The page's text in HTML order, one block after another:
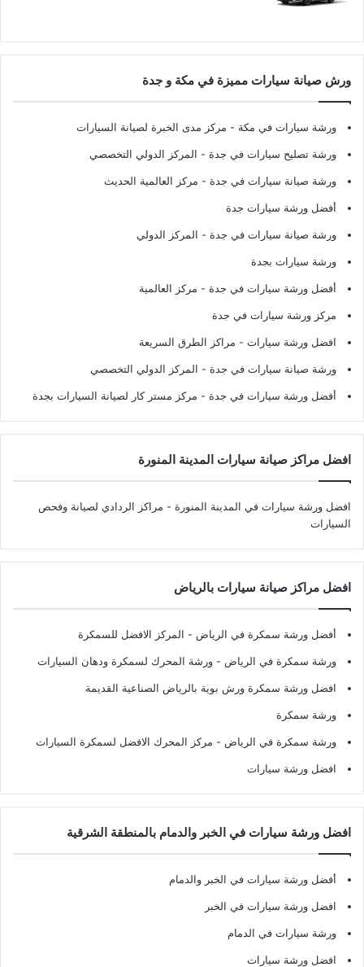
ورش صيانة سيارات مميزة في مكة و جدة
ورشة سيارات في مكة - مركز مدى الخبرة لصيانة السيارات
ورشة تصليح سيارات في جدة - المركز الدولي التخصصي
ورشة صيانة سيارات في جدة - مركز العالمية الحديث
أفضل ورشة سيارات جدة
ورشة صيانة سيارات في جدة - المركز الدولي
ورشة سيارات بجدة
أفضل ورشة سيارات في جدة - مركز العالمية
مركز ورشة سيارات في جدة
افضل ورشة سيارات - مراكز الطرق السريعة
ورشة صيانة سيارات في جدة - المركز الدولي التخصصي
أفضل ورشة سيارات في جدة - مركز مستر كار لصيانة السيارات بجدة
افضل مراكز صيانة سيارات المدينة المنورة
افضل ورشة سيارات في المدينة المنورة - مراكز الردادي لصيانة وفحص
السيارات
افضل مراكز صيانة سيارات بالرياض
أفضل ورشة سمكرة في الرياض - المركز الافضل للسمكرة
ورشة سمكرة في الرياض - ورشة المحرك لسمكرة ودهان السيارات
افضل ورشة سمكرة ورش بوية بالرياض الصناعية القديمة
ورشة سمكرة
ورشة سمكرة في الرياض - مركز المحرك الافضل لسمكرة السيارات
افضل ورشة سيارات
افضل ورشة سيارات في الخبر والدمام بالمنطقة الشرقية
أفضل ورشة سيارات في الخبر والدمام
افضل ورشة سيارات في الخبر
ورشة سيارات في الدمام
افضل ورشة سيارات